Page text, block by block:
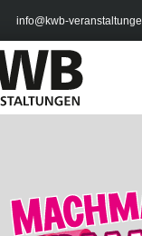
info@kwb-